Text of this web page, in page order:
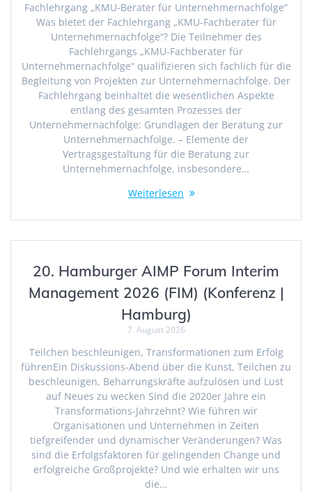
Fachlehrgang „KMU-Berater für Unternehmernachfolge“
Was bietet der Fachlehrgang „KMU-Fachberater für
Unternehmernachfolge“? Die Teilnehmer des
Fachlehrgangs „KMU-Fachberater für
Unternehmernachfolge“ qualifizieren sich fachlich für die
Begleitung von Projekten zur Unternehmernachfolge. Der
Fachlehrgang beinhaltet die wesentlichen Aspekte
entlang des gesamten Prozesses der
Unternehmernachfolge: Grundlagen der Beratung zur
Unternehmernachfolge. – Elemente der
Vertragsgestaltung für die Beratung zur
Unternehmernachfolge, insbesondere…
Weiterlesen
20. Hamburger AIMP Forum Interim
Management 2026 (FIM) (Konferenz |
Hamburg)
7. August 2026
Teilchen beschleunigen, Transformationen zum Erfolg
führenEin Diskussions-Abend über die Kunst, Teilchen zu
beschleunigen, Beharrungskräfte aufzulösen und Lust
auf Neues zu wecken Sind die 2020er Jahre ein
Transformations-Jahrzehnt? Wie führen wir
Organisationen und Unternehmen in Zeiten
tiefgreifender und dynamischer Veränderungen? Was
sind die Erfolgsfaktoren für gelingenden Change und
erfolgreiche Großprojekte? Und wie erhalten wir uns
die…